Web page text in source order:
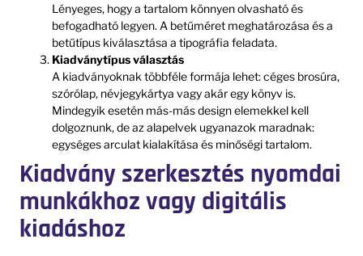
Lényeges, hogy a tartalom könnyen olvasható és
befogadható legyen. A betűméret meghatározása és a
betűtípus kiválasztása a tipográfia feladata.
Kiadványtípus választás
A kiadványoknak többféle formája lehet: céges brosúra,
szórólap, névjegykártya vagy akár egy könyv is.
Mindegyik esetén más-más design elemekkel kell
dolgoznunk, de az alapelvek ugyanazok maradnak:
egységes arculat kialakítása és minőségi tartalom.
Kiadvány szerkesztés nyomdai
munkákhoz vagy digitális
kiadáshoz